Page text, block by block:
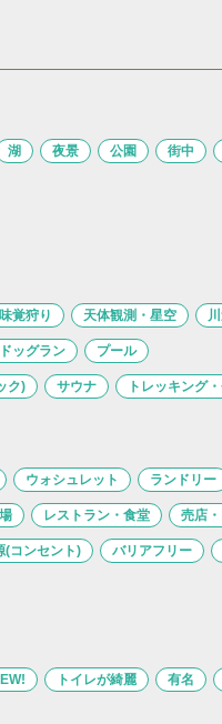
湖 夜景 公園 街中
味覚狩り 天体観測・星空
ドッグラン プール
ク) サウナ トレッキング
ウォシュレット ランドリー
レストラン・食堂 売店
(コンセント) バリアフリー
トイレが綺麗 有名